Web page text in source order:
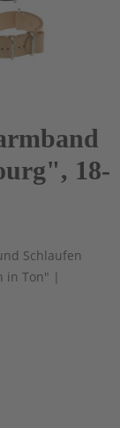
18-
Schlaufen
in Ton" |